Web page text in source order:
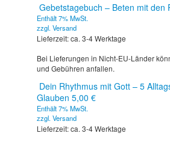
Gebetstagebuch – Beten mit den
Enthält 7% MwSt.
zzgl. Versand
Lieferzeit: ca. 3-4 Werktage
Bei Lieferungen in Nicht-EU-Länder
und Gebühren anfallen.
Dein Rhythmus mit Gott – 5
Glauben 5,00 €
Enthält 7% MwSt.
zzgl. Versand
Lieferzeit: ca. 3-4 Werktage